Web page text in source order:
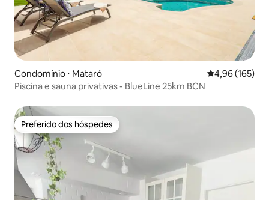
Condomínio ⋅ Mataró 4,96 de uma
4,96 (165)
Piscina e sauna privativas - BlueLine 25km BCN
Preferido dos hóspedes
Preferido dos hóspedes